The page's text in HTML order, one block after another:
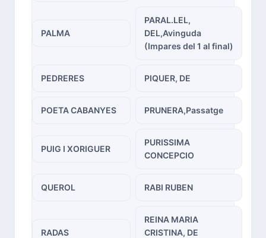
PALMA
PARAL.LEL,
DEL,Avinguda
(Impares del 1 al final)
PEDRERES PIQUER, DE
POETA CABANYES PRUNERA,Passatge
PUIG I XORIGUER
PURISSIMA
CONCEPCIO
QUEROL RABI RUBEN
RADAS
REINA MARIA
CRISTINA, DE